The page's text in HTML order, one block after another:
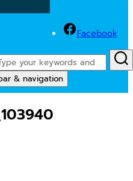
Facebook
& navigation